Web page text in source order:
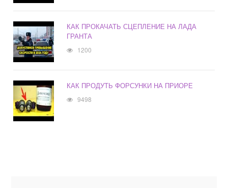
КАК ПРОКАЧАТЬ СЦЕПЛЕНИЕ НА ЛАДА
ГРАНТА
1200
КАК ПРОДУТЬ ФОРСУНКИ НА ПРИОРЕ
9498